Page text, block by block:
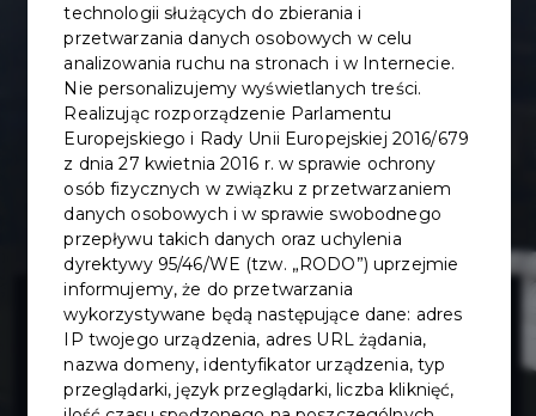
Modernizacja
wodociągu na
technologii służących do zbierania i
przetwarzania danych osobowych w celu
analizowania ruchu na stronach i w Internecie.
Nie personalizujemy wyświetlanych treści.
Realizując rozporządzenie Parlamentu
Europejskiego i Rady Unii Europejskiej 2016/679
z dnia 27 kwietnia 2016 r. w sprawie ochrony
osób fizycznych w związku z przetwarzaniem
danych osobowych i w sprawie swobodnego
przepływu takich danych oraz uchylenia
dyrektywy 95/46/WE (tzw. „RODO”) uprzejmie
informujemy, że do przetwarzania
wykorzystywane będą następujące dane: adres
IP twojego urządzenia, adres URL żądania,
nazwa domeny, identyfikator urządzenia, typ
przeglądarki, język przeglądarki, liczba kliknięć,